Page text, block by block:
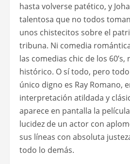
hasta volverse patético, y
talentosa que no todos
unos chistecitos sobre el
tribuna. Ni comedia
las comedias chic de los 60’s,
histórico. O sí todo, pero
único digno es Ray Romano,
interpretación atildada y
aparece en pantalla la
lucidez de un actor con
sus líneas con absoluta
todo lo demás.